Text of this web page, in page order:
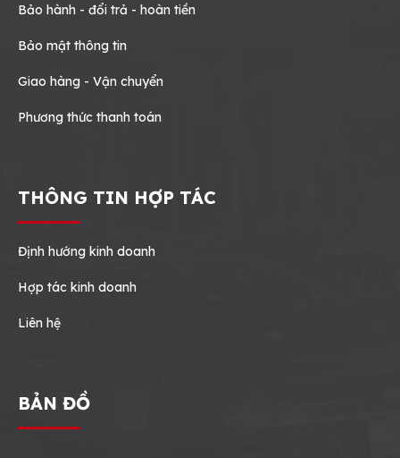
Bảo hành - đổi trả - hoàn tiền
Bảo mật thông tin
Giao hàng - Vận chuyển
Phương thức thanh toán
THÔNG TIN HỢP TÁC
Định hướng kinh doanh
Hợp tác kinh doanh
Liên hệ
BẢN ĐỒ